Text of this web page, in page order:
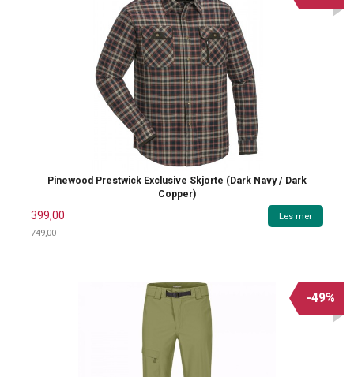
Pinewood Prestwick Exclusive Skjorte (Dark Navy / Dark
Copper)
399,00
749,00
Les mer
-49%